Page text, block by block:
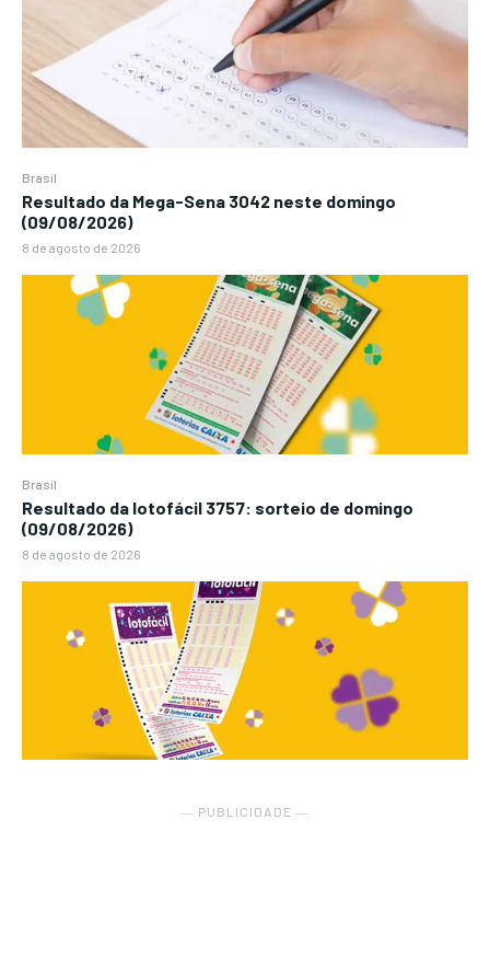
Brasil
Resultado da Mega-Sena 3042 neste domingo
(09/08/2026)
8 de agosto de 2026
Brasil
Resultado da lotofácil 3757: sorteio de domingo
(09/08/2026)
8 de agosto de 2026
― PUBLICIDADE ―